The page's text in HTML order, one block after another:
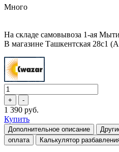
Много
На складе самовывоза 1-ая
В магазине Ташкентская 28с1
1 390 руб.
Купить
Дополнительное описание
оплата
Калькулятор